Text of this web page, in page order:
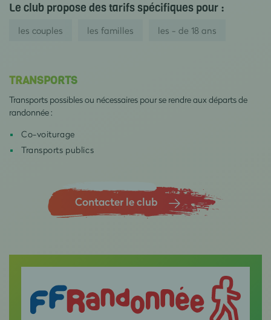
Le club propose des tarifs spécifiques pour :
les couples les familles les - de 18 ans
TRANSPORTS
Transports possibles ou nécessaires pour se rendre aux départs de
randonnée :
Co-voiturage
Transports publics
Contacter le club